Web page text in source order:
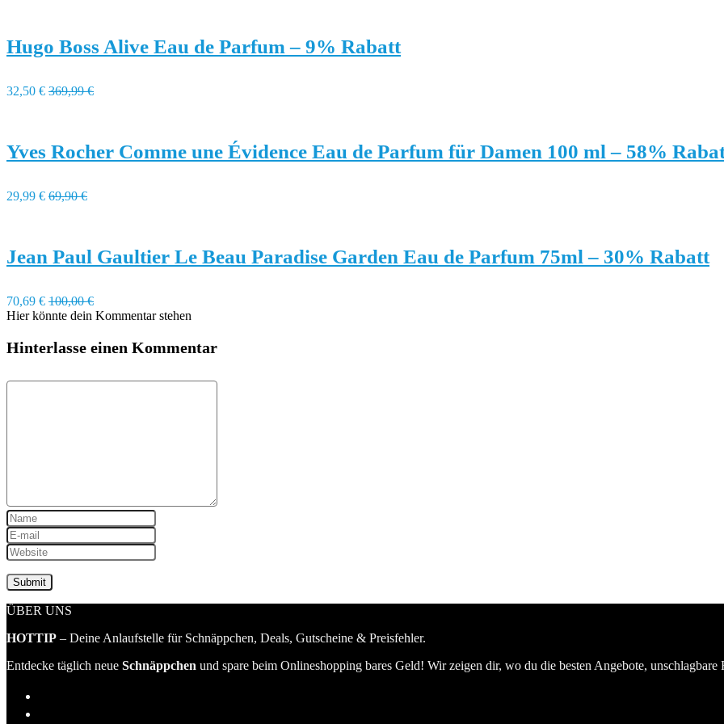
Hugo Boss Alive Eau de Parfum – 9% Rabatt
32,50 € 369,99 €
Yves Rocher Comme une Évidence Eau de Parfum für Damen 100 ml – 58%
29,99 € 69,90 €
Jean Paul Gaultier Le Beau Paradise Garden Eau de Parfum 75ml – 30% Rabatt
70,69 € 100,00 €
Hier könnte dein Kommentar stehen
Hinterlasse einen Kommentar
ÜBER UNS
HOTTIP – Deine Anlaufstelle für Schnäppchen, Deals, Gutscheine & Preisfehler.
Entdecke täglich neue Schnäppchen und spare beim Onlineshopping bares Geld! Wir zeigen dir, wo du die besten Angebote, unschlagbare